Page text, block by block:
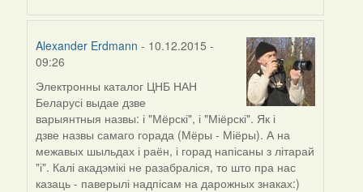
Alexander Erdmann - 10.12.2015 -
09:26
In
reply
to
by
Harrier
Электронны каталог ЦНБ НАН
Беларусі выдае дзве
варыянтныя назвы: і "Мёрскі", і "Міёрскі". Як і
дзве назвы самаго горада (Мёры - Міёры). А на
межавых шыльдах і раён, і горад напісаны з літарай
"і". Калі акадэмікі не разабраліся, то што пра нас
казаць - паверылі надпісам на дарожных знаках:)